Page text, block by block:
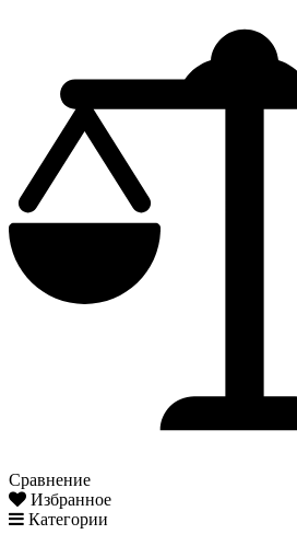
Сравнение
Избранное
Категории